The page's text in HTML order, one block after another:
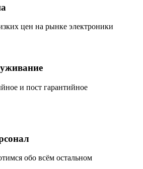
цен на рынке электроники
и пост гарантийное
обо всём остальном